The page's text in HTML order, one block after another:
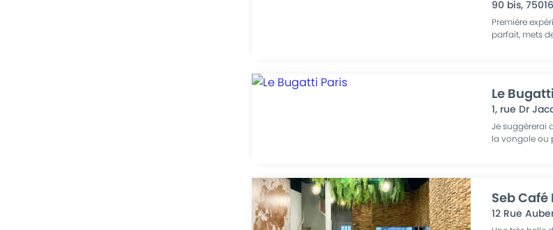
90 bis,75016
Première
parfait, mets
Le
1, rue Dr
Je suggèrerai
la vongole ou
Seb Café
12 Rue